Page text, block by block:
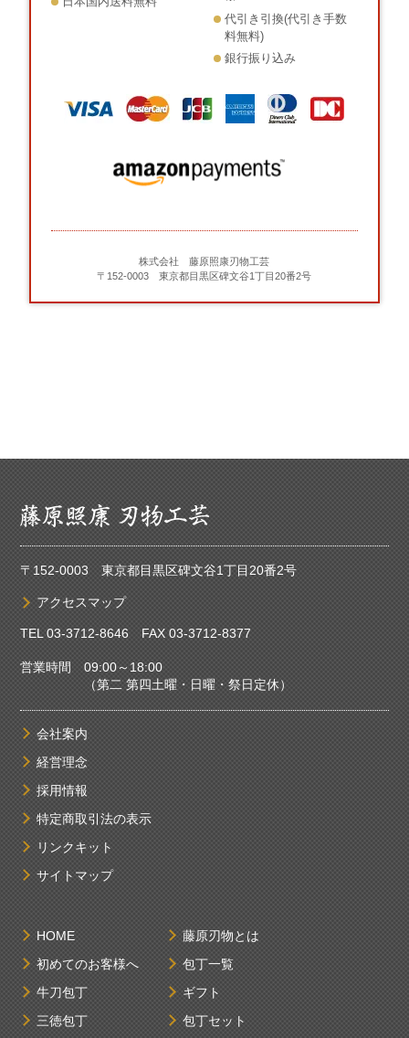
代引き引換(代引き手数
料無料)
銀行振り込み
株式会社 藤原照康刃物工芸
〒152-0003 東京都目黒区碑文谷1丁目20番2号
〒152-0003 東京都目黒区碑文谷1丁目20番2号
アクセスマップ
TEL03-3712-8646FAX 03-3712-8377
営業時間 09:00～18:00
（第二 第四土曜・日曜・祭日定休）
会社案内
経営理念
採用情報
特定商取引法の表示
リンクキット
サイトマップ
HOME
初めてのお客様へ
牛刀包丁
三徳包丁
藤原刃物とは
包丁一覧
ギフト
包丁セット